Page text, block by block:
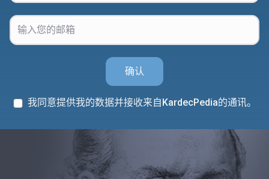
确认
我同意提供我的数据并接收来自KardecPedia的通讯。